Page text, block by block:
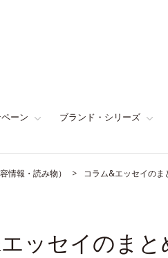
ーン ブランド・シリーズ
情報・読み物） コラム&エッセイのま
ッセイのまと